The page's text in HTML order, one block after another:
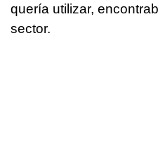
quería utilizar,
sector.